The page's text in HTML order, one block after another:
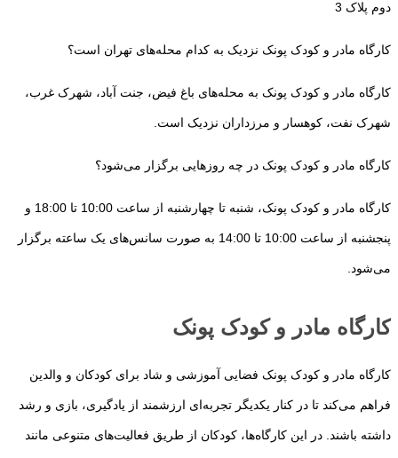
دوم پلاک 3
کارگاه مادر و کودک پونک نزدیک به کدام محله‌های تهران است؟
کارگاه مادر و کودک پونک به محله‌های باغ فیض، جنت آباد، شهرک غرب،
شهرک نفت، کوهسار و مرزداران نزدیک است.
کارگاه مادر و کودک پونک در چه روزهایی برگزار می‌شود؟
کارگاه مادر و کودک پونک، شنبه تا چهارشنبه از ساعت 10:00 تا 18:00 و
پنجشنبه از ساعت 10:00 تا 14:00 به صورت سانس‌های یک ساعته برگزار
می‌شود.
کارگاه مادر و کودک پونک
کارگاه مادر و کودک پونک فضایی آموزشی و شاد برای کودکان و والدین
فراهم می‌کند تا در کنار یکدیگر تجربه‌ای ارزشمند از یادگیری، بازی و رشد
داشته باشند. در این کارگاه‌ها، کودکان از طریق فعالیت‌های متنوعی مانند